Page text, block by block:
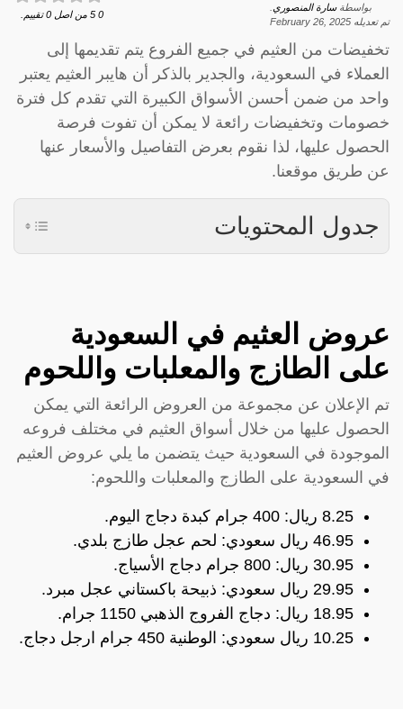
بواسطةسارة المنصوري
تم تعديله February 26, 2025
0
5 من اصل 0 تقييم.
تخفيضات من العثيم في جميع الفروع يتم تقديمها إلى
العملاء في السعودية، والجدير بالذكر أن هايبر العثيم يعتبر
واحد من ضمن أحسن الأسواق الكبيرة التي تقدم كل فترة
خصومات وتخفيضات رائعة لا يمكن أن تفوت فرصة
الحصول عليها، لذا نقوم بعرض التفاصيل والأسعار عنها
عن طريق موقعنا.
جدول المحتويات
عروض العثيم في السعودية
على الطازج والمعلبات واللحوم
تم الإعلان عن مجموعة من العروض الرائعة التي يمكن
الحصول عليها من خلال أسواق العثيم في مختلف فروعه
الموجودة في السعودية حيث يتضمن ما يلي عروض العثيم
في السعودية على الطازج والمعلبات واللحوم:
8.25 ريال: 400 جرام كبدة دجاج اليوم.
46.95 ريال سعودي: لحم عجل طازج بلدي.
30.95 ريال: 800 جرام دجاج الأسياج.
29.95 ريال سعودي: ذبيحة باكستاني عجل مبرد.
18.95 ريال: دجاج الفروج الذهبي 1150 جرام.
10.25 ريال سعودي: الوطنية 450 جرام ارجل دجاج.